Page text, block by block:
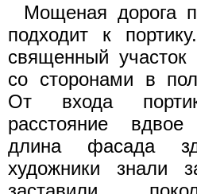
Мощеная дорога
подходит к
священный участок
со сторонами в
От входа
расстояние
длина фасада
художники знали